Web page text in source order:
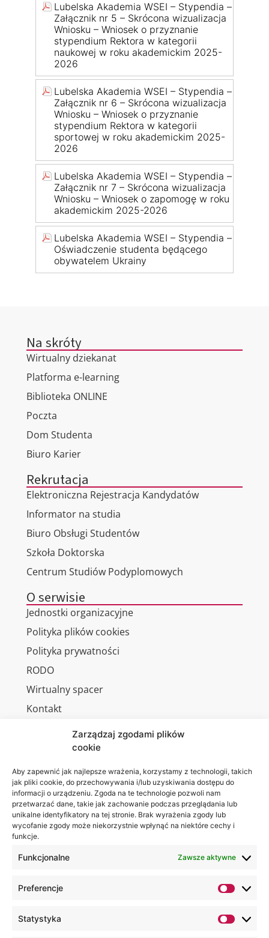
Zarządzaj zgodami plików
cookie
Aby zapewnić jak najlepsze wrażenia, korzystamy z technologii, takich
jak pliki cookie, do przechowywania i/lub uzyskiwania dostępu do
informacji o urządzeniu. Zgoda na te technologie pozwoli nam
przetwarzać dane, takie jak zachowanie podczas przeglądania lub
unikalne identyfikatory na tej stronie. Brak wyrażenia zgody lub
wycofanie zgody może niekorzystnie wpłynąć na niektóre cechy i
funkcje.
Funkcjonalne Zawsze aktywne
Preferencje
Statystyka
Lubelska Akademia WSEI – Stypendia –
Załącznik nr 5 – Skrócona wizualizacja
Wniosku – Wniosek o przyznanie
stypendium Rektora w kategorii
naukowej w roku akademickim 2025-
2026
Lubelska Akademia WSEI – Stypendia –
Załącznik nr 6 – Skrócona wizualizacja
Wniosku – Wniosek o przyznanie
stypendium Rektora w kategorii
sportowej w roku akademickim 2025-
2026
Lubelska Akademia WSEI – Stypendia –
Załącznik nr 7 – Skrócona wizualizacja
Wniosku – Wniosek o zapomogę w roku
akademickim 2025-2026
Lubelska Akademia WSEI – Stypendia –
Oświadczenie studenta będącego
obywatelem Ukrainy
Na skróty
Wirtualny dziekanat
Platforma e-learning
Biblioteka ONLINE
Poczta
Dom Studenta
Biuro Karier
Rekrutacja
Elektroniczna Rejestracja Kandydatów
Informator na studia
Biuro Obsługi Studentów
Szkoła Doktorska
Centrum Studiów Podyplomowych
O serwisie
Jednostki organizacyjne
Polityka plików cookies
Polityka prywatności
RODO
Wirtualny spacer
Kontakt
Lubelska
Akademia
WSEI
ul.
Projektowa
Jesteśmy
na: